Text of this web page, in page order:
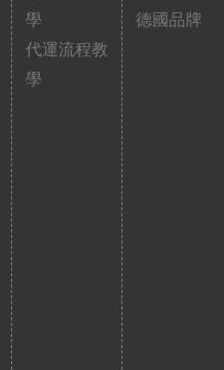
學
代運流程教
學
德國品牌